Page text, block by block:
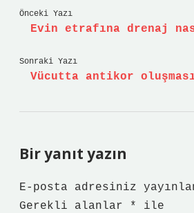
Önceki Yazı
Evin etrafına drenaj
Sonraki Yazı
Vücutta antikor
Bir yanıt yazın
E-posta adresiniz
Gerekli alanlar
*
ile